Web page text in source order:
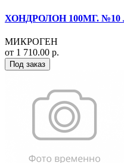
ХОНДРОЛОН 100МГ.
МИКРОГЕН
от 1 710.00 р.
Под заказ